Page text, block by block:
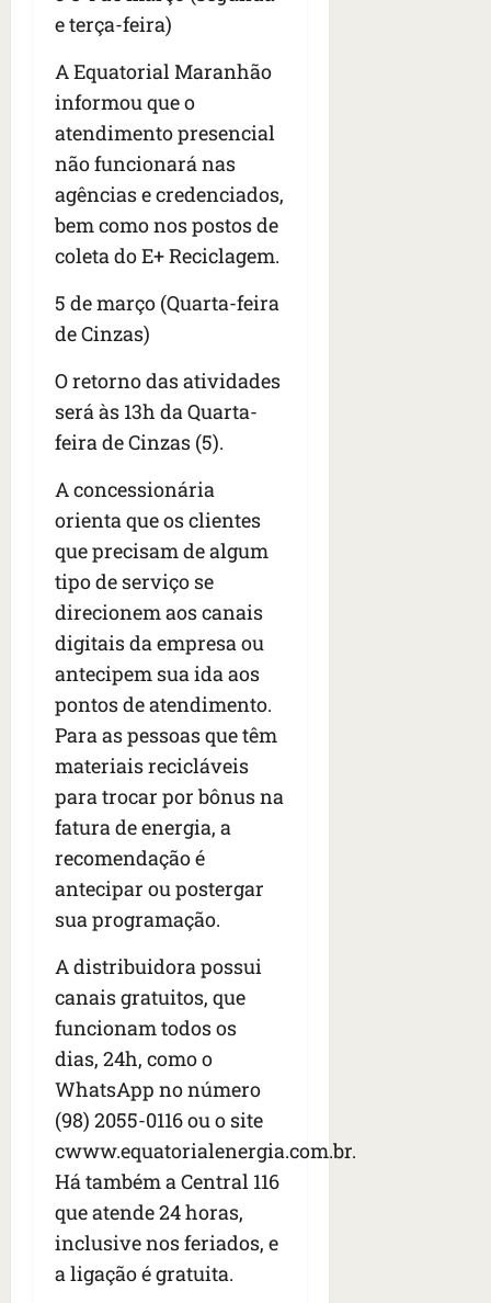
e terça-feira)
A Equatorial Maranhão
informou que o
atendimento presencial
não funcionará nas
agências e credenciados,
bem como nos postos de
coleta do E+ Reciclagem.
5 de março (Quarta-feira
de Cinzas)
O retorno das atividades
será às 13h da Quarta-
feira de Cinzas (5).
A concessionária
orienta que os clientes
que precisam de algum
tipo de serviço se
direcionem aos canais
digitais da empresa ou
antecipem sua ida aos
pontos de atendimento.
Para as pessoas que têm
materiais recicláveis
para trocar por bônus na
fatura de energia, a
recomendação é
antecipar ou postergar
sua programação.
A distribuidora possui
canais gratuitos, que
funcionam todos os
dias, 24h, como o
WhatsApp no número
(98) 2055-0116 ou o site
cwww.equatorialenergia.com.br.
Há também a Central 116
que atende 24 horas,
inclusive nos feriados, e
a ligação é gratuita.